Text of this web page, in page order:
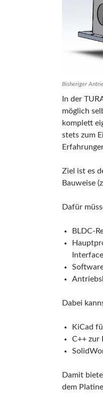
Bisheriger
In der
möglich
komplett
stets zum
Ziel ist es
Bauweise
Dafür
BLDC-
Dabei
KiCad
C++ zur
Damit
dem